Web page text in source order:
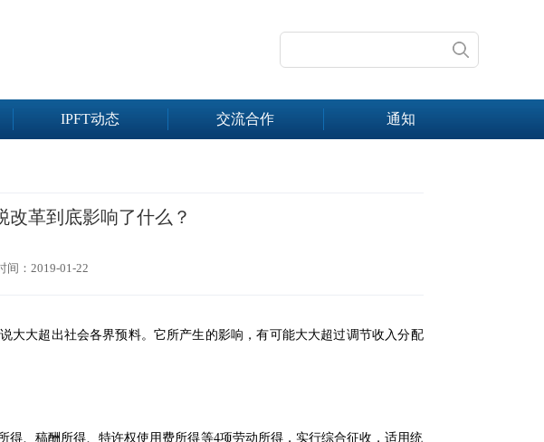
IPFT动态 交流合作 通知
改革到底影响了什么？
间：2019-01-22
大大超出社会各界预料。它所产生的影响，有可能大大超过调节收入分配
、稿酬所得、特许权使用费所得等4项劳动所得，实行综合征收，适用统